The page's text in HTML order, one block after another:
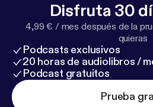
Disfruta 30
4,99 € / mes después de la
quieras
Podcasts exclusivos
20 horas de audiolibros /
Podcast gratuitos
Prueba